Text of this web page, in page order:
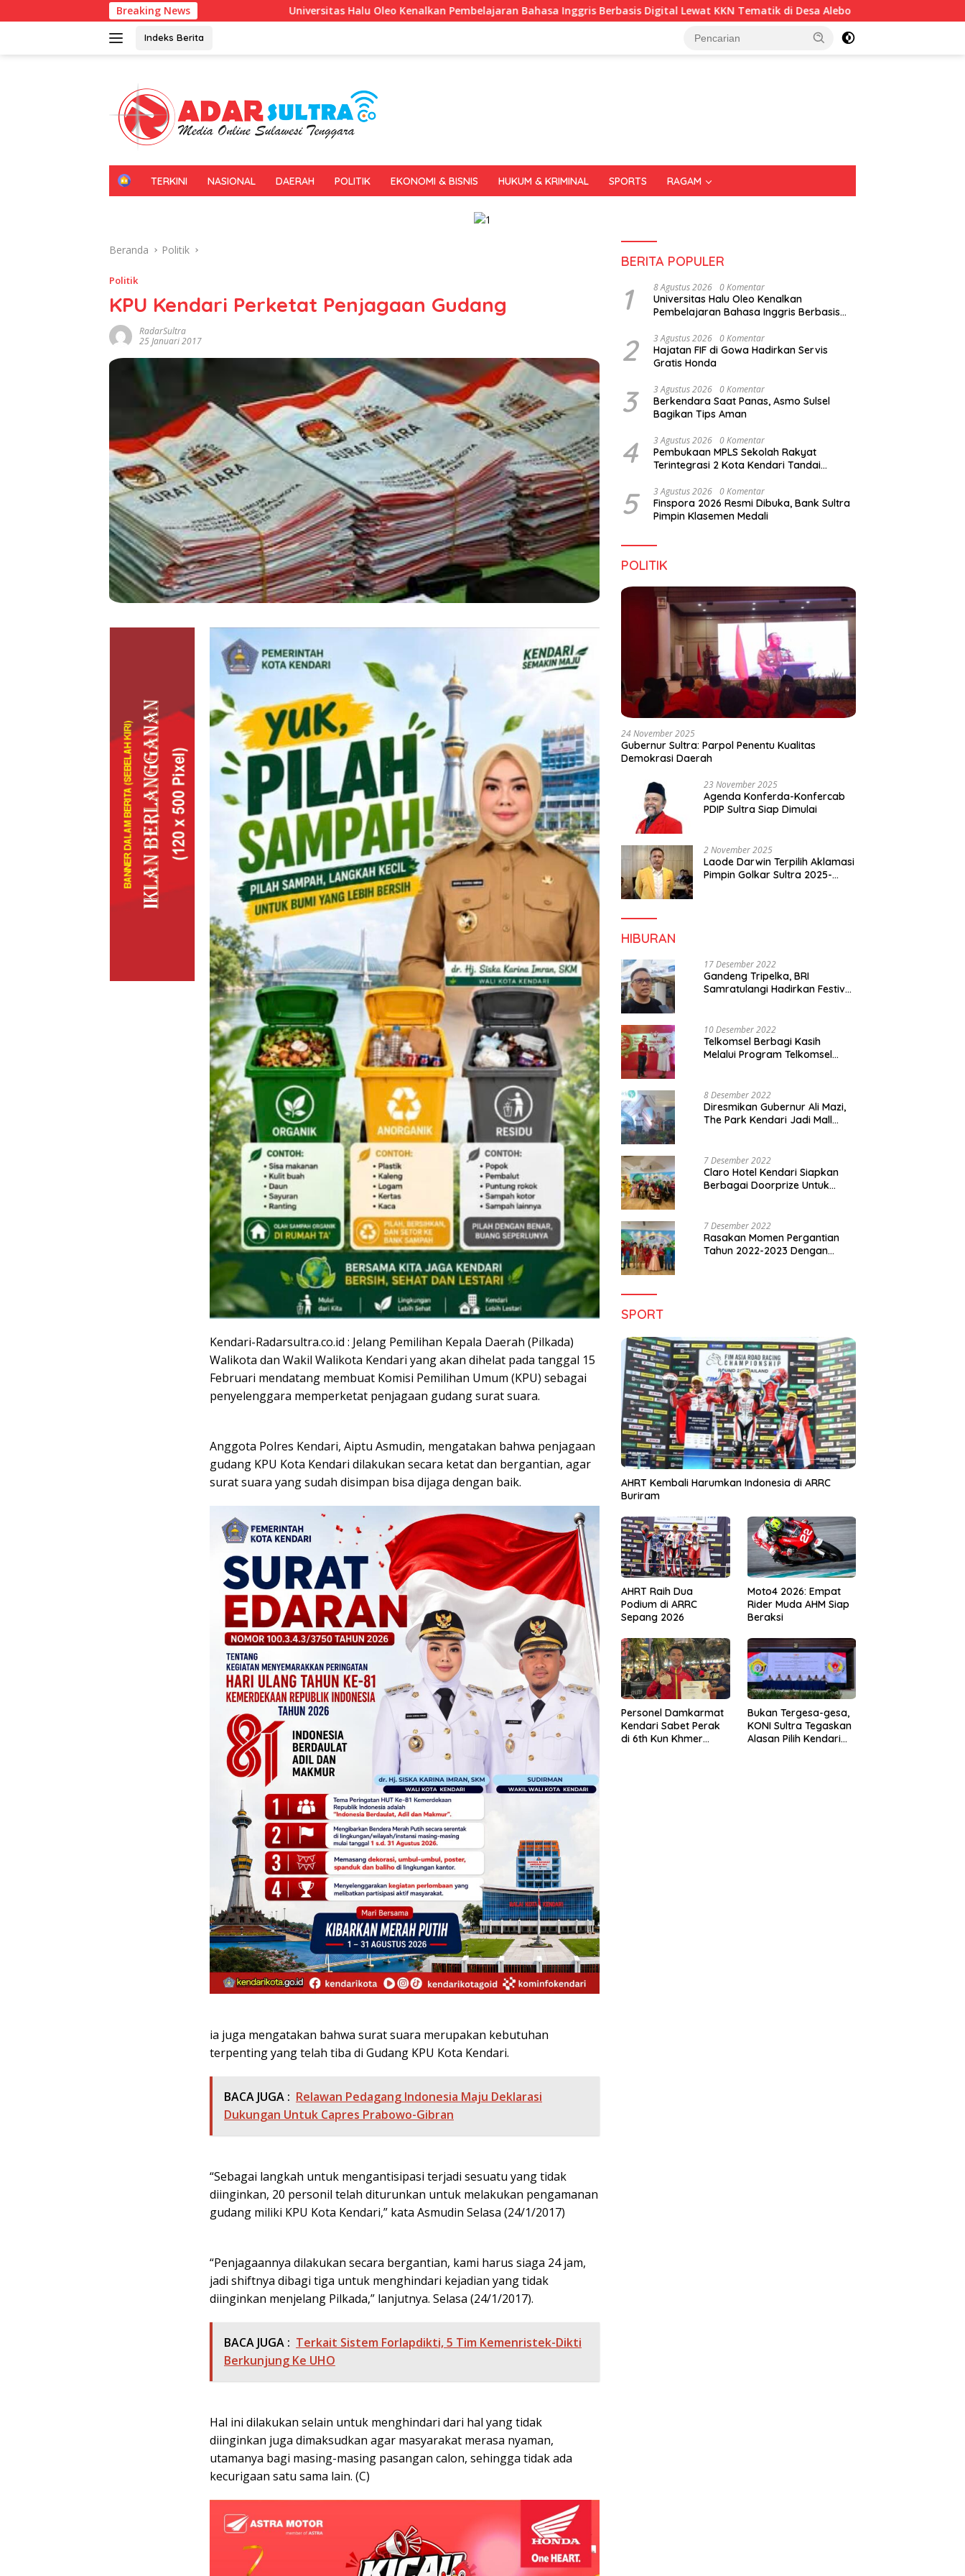
ke
Breaking News
Universitas Halu Oleo Kenalkan Pembelajaran Bahasa Inggris Berbasis Digital Lewat KKN Tematik di Desa Alebo Imigrasi Sultra Perkuat Kepedulian Sosial
Indeks Berita
H
TERKINI NASIONAL DAERAH POLITIK EKONOMI & BISNIS HUKUM & KRIMINAL SPORTS RAGAM
Beranda Politik
Politik
KPU Kendari Perketat Penjagaan Gudang
RadarSultra
25 Januari 2017
Kendari-Radarsultra.co.id : Jelang Pemilihan Kepala Daerah (Pilkada)
Walikota dan Wakil Walikota Kendari yang akan dihelat pada tanggal 15
Februari mendatang membuat Komisi Pemilihan Umum (KPU) sebagai
penyelenggara memperketat penjagaan gudang surat suara.
Anggota Polres Kendari, Aiptu Asmudin, mengatakan bahwa penjagaan
gudang KPU Kota Kendari dilakukan secara ketat dan bergantian, agar
surat suara yang sudah disimpan bisa dijaga dengan baik.
ia juga mengatakan bahwa surat suara merupakan kebutuhan
terpenting yang telah tiba di Gudang KPU Kota Kendari.
BACA JUGA : Relawan Pedagang Indonesia Maju Deklarasi
Dukungan Untuk Capres Prabowo-Gibran
“Sebagai langkah untuk mengantisipasi terjadi sesuatu yang tidak
diinginkan, 20 personil telah diturunkan untuk melakukan pengamanan
gudang miliki KPU Kota Kendari,” kata Asmudin Selasa (24/1/2017)
“Penjagaannya dilakukan secara bergantian, kami harus siaga 24 jam,
jadi shiftnya dibagi tiga untuk menghindari kejadian yang tidak
diinginkan menjelang Pilkada,” lanjutnya. Selasa (24/1/2017).
BACA JUGA : Terkait Sistem Forlapdikti, 5 Tim Kemenristek-Dikti
Berkunjung Ke UHO
Hal ini dilakukan selain untuk menghindari dari hal yang tidak
diinginkan juga dimaksudkan agar masyarakat merasa nyaman,
utamanya bagi masing-masing pasangan calon, sehingga tidak ada
kecurigaan satu sama lain. (C)
BERITA POPULER
1 8 Agustus 2026 0 Komentar
Universitas Halu Oleo Kenalkan
Pembelajaran Bahasa Inggris Berbasis
2 3 Agustus 2026 0 Komentar
Hajatan FIF di Gowa Hadirkan Servis
Gratis Honda
3 3 Agustus 2026 0 Komentar
Berkendara Saat Panas, Asmo Sulsel
Bagikan Tips Aman
4 3 Agustus 2026 0 Komentar
Pembukaan MPLS Sekolah Rakyat
Terintegrasi 2 Kota Kendari Tandai
5 3 Agustus 2026 0 Komentar
Finspora 2026 Resmi Dibuka, Bank Sultra
Pimpin Klasemen Medali
POLITIK
24 November 2025
Gubernur Sultra: Parpol Penentu Kualitas
Demokrasi Daerah
23 November 2025
Agenda Konferda-Konfercab
PDIP Sultra Siap Dimulai
2 November 2025
Laode Darwin Terpilih Aklamasi
Pimpin Golkar Sultra 2025-
HIBURAN
17 Desember 2022
Gandeng Tripelka, BRI
Samratulangi Hadirkan Festival
10 Desember 2022
Telkomsel Berbagi Kasih
Melalui Program Telkomsel
8 Desember 2022
Diresmikan Gubernur Ali Mazi,
The Park Kendari Jadi Mall
7 Desember 2022
Claro Hotel Kendari Siapkan
Berbagai Doorprize Untuk
7 Desember 2022
Rasakan Momen Pergantian
Tahun 2022-2023 Dengan
SPORT
AHRT Kembali Harumkan Indonesia di ARRC
Buriram
AHRT Raih Dua
Podium di ARRC
Sepang 2026
Moto4 2026: Empat
Rider Muda AHM Siap
Beraksi
Personel Damkarmat
Kendari Sabet Perak
di 6th Kun Khmer
Bukan Tergesa-gesa,
KONI Sultra Tegaskan
Alasan Pilih Kendari